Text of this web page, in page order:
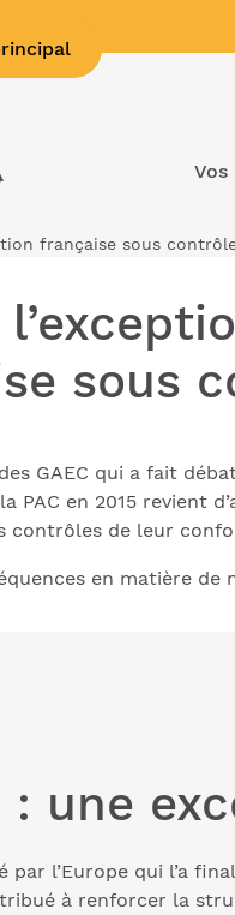
Vos
française sous
sous
GAEC qui a fait
PAC en 2015 revient
contrôles de leur
en matière de
: une
l’Europe qui l’a
à renforcer la